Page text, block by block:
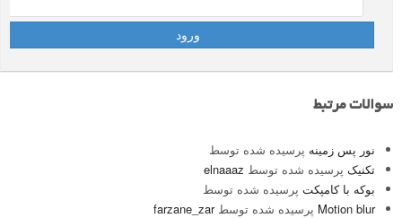
سوالات مرتبط
نور پس زمینه پرسیده شده توسط
تکنیک پرسیده شده توسط elnaaaz
بوکه با کامپکت پرسیده شده توسط
Motion blur پرسیده شده توسطfarzane_zar